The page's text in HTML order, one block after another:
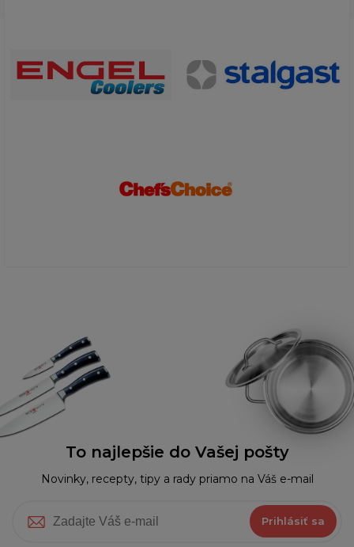
To najlepšie do Vašej pošty
Novinky, recepty, tipy a rady priamo na Váš e-mail
Prihlásiť sa